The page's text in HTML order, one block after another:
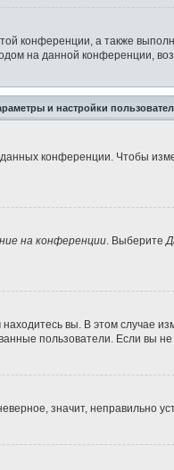
конференции, а также
на данной конференции,
и настройки
конференции. Чтобы
на конференции . Выберите
вы. В этом случае
пользователи. Если вы
значит, неправильно